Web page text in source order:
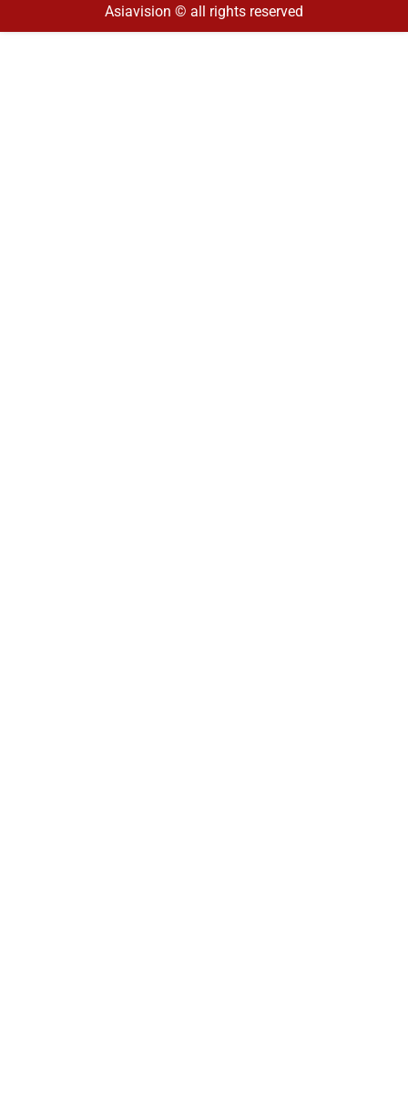
Asiavision © all rights reserved